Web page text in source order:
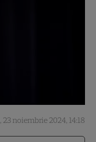
, 23 noiembrie 2024, 14:18